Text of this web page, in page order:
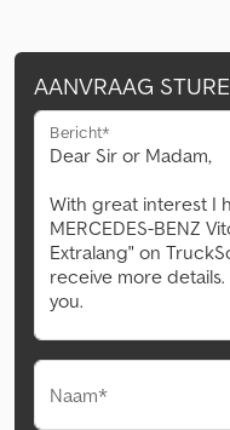
AANVRAAG
Bericht*
Naam*